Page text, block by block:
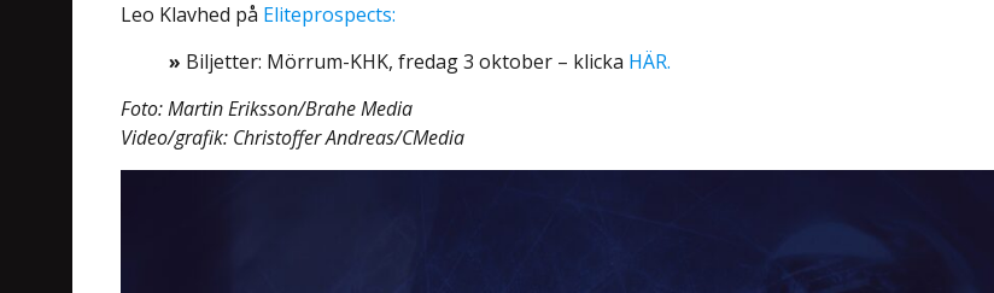
Leo Klavhed på Eliteprospects:
» Biljetter: Mörrum-KHK, fredag 3 oktober – klicka HÄR.
Foto: Martin Eriksson/Brahe Media
Video/grafik: Christoffer Andreas/CMedia